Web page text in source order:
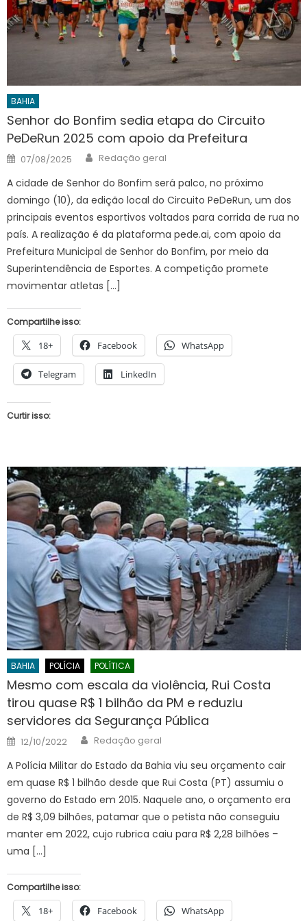
BAHIA
Senhor do Bonfim sedia etapa do Circuito
PeDeRun 2025 com apoio da Prefeitura
Posted
on
07/08/2025 Author
Redação geral
A cidade de Senhor do Bonfim será palco, no próximo
domingo (10), da edição local do Circuito PeDeRun, um dos
principais eventos esportivos voltados para corrida de rua no
país. A realização é da plataforma pede.ai, com apoio da
Prefeitura Municipal de Senhor do Bonfim, por meio da
Superintendência de Esportes. A competição promete
movimentar atletas […]
Compartilhe isso:
18+ Facebook WhatsApp
Telegram LinkedIn
Curtir isso:
BAHIA POLÍCIA POLÍTICA
Mesmo com escala da violência, Rui Costa
tirou quase R$ 1 bilhão da PM e reduziu
servidores da Segurança Pública
Posted
on
12/10/2022 Author
Redação geral
A Polícia Militar do Estado da Bahia viu seu orçamento cair
em quase R$ 1 bilhão desde que Rui Costa (PT) assumiu o
governo do Estado em 2015. Naquele ano, o orçamento era
de R$ 3,09 bilhões, patamar que o petista não conseguiu
manter em 2022, cujo rubrica caiu para R$ 2,28 bilhões –
uma […]
Compartilhe isso:
18+ Facebook WhatsApp